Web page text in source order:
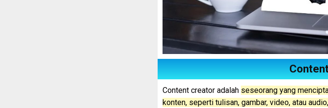
Content creator adalah seseorang yang
konten, seperti tulisan, gambar, video, atau